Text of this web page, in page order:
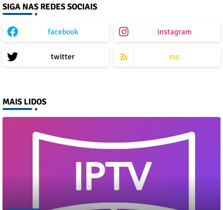
SIGA NAS REDES SOCIAIS
facebook instagram
twitter rss
MAIS LIDOS